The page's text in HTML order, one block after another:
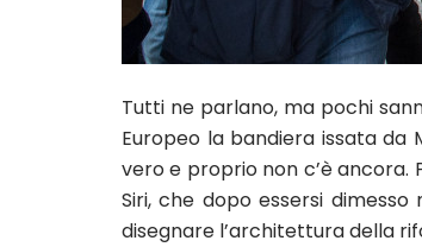
Tutti ne parlano, ma pochi
Europeo la bandiera issata da
vero e proprio non c’è ancora.
Siri, che dopo essersi
disegnare l’architettura della